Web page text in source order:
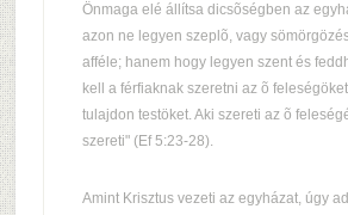
Önmaga elé állítsa dicsõségben az
azon ne legyen szeplõ, vagy
afféle; hanem hogy legyen szent és
kell a férfiaknak szeretni az õ
tulajdon testöket. Aki szereti az õ
szereti" (Ef 5:23-28).
Amint Krisztus vezeti az egyházat, úgy